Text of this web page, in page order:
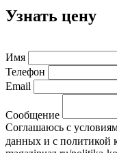
Узнать цену
Имя
Телефон
Email
Сообщение
Соглашаюсь с
данных и с политикой